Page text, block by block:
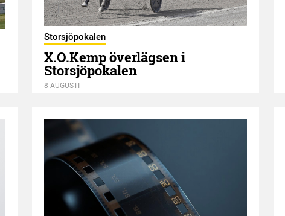
Storsjöpokalen
X.O.Kemp överlägsen i
Storsjöpokalen
8 AUGUSTI